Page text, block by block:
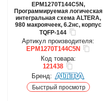
EPM1270T144C5N,
Программируемая логическая
интегральная схема ALTERA,
980 макроячеек, 6.2нс, корпус
TQFP-144
Артикул производителя:
EPM1270T144C5N
Код товара:
121438
Бренд:
Быстрый просмотр